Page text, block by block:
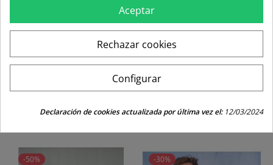
Devoluciones gratuitas a partir de 49,95
PRODUCTO TAMBIÉN HAN COMPRADO:
-50% -30%
Aceptar
Rechazar cookies
Configurar
Declaración de cookies actualizada por última vez el:12/03/2024